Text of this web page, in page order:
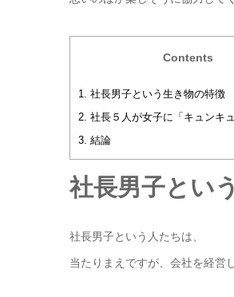
Contents
1.
社長男子という生き物の特徴
2. 社長５人が女子に「キュンキ
3. 結論
社長男子とい
社長男子という人たちは、
当たりまえですが、会社を経営